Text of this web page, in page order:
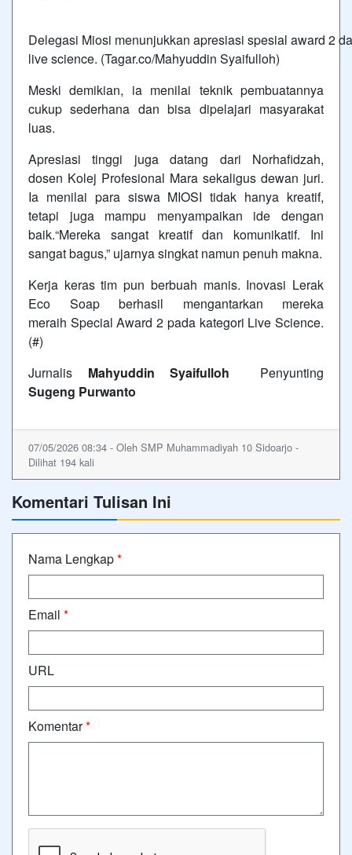
Delegasi Miosi menunjukkan apresiasi spesial award 2
live science. (Tagar.co/Mahyuddin Syaifulloh)
Meski demikian, ia menilai teknik pembuatannya
cukup sederhana dan bisa dipelajari masyarakat
luas.
Apresiasi tinggi juga datang dari Norhafidzah,
dosen Kolej Profesional Mara sekaligus dewan juri.
Ia menilai para siswa MIOSI tidak hanya kreatif,
tetapi juga mampu menyampaikan ide dengan
baik.“Mereka sangat kreatif dan komunikatif. Ini
sangat bagus,” ujarnya singkat namun penuh makna.
Kerja keras tim pun berbuah manis. Inovasi Lerak
Eco Soap berhasil mengantarkan mereka
meraih Special Award 2 pada kategori Live Science.
(#)
Jurnalis Mahyuddin Syaifulloh Penyunting
Sugeng Purwanto
07/05/2026 08:34 - Oleh SMP Muhammadiyah 10 Sidoarjo -
Dilihat 194 kali
Komentari Tulisan Ini
Nama Lengkap*
Email *
URL
Komentar*